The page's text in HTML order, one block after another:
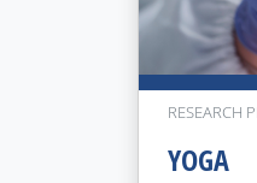
RESEARCH
YOGA